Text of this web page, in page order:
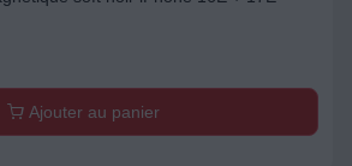
Ajouter au panier